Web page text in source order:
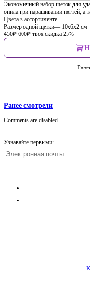
Экономичный набор щеток для
опила при наращивании ногтей, а
Цвета в ассортименте.
Размер одной щетки— 10х6х2 см
450₽ 600₽ твоя скидка 25%
Ранее смотрели
Comments are disabled
Узнавайте первыми: